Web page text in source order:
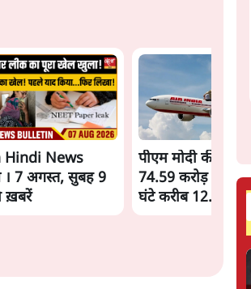
Hindi News
। 7 अगस्त, सुबह 9
ख़बरें
पीएम मोदी की विदेश
74.59 करोड़ रुपये
घंटे करीब 12.4 लाख